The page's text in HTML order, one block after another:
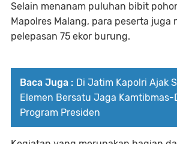
Selain menanam puluhan bibit
Mapolres Malang, para peserta juga
pelepasan 75 ekor burung.
Baca Juga : Di Jatim Kapolri Ajak
Elemen Bersatu Jaga Kamtibmas-
Program Presiden